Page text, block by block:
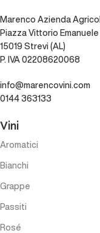
Marenco Azienda
Piazza Vittorio Emanuele
15019 Strevi (AL)
P. IVA 02208620068
info@marencovini.com
0144 363133
Vini
Aromatici
Bianchi
Grappe
Passiti
Rosé